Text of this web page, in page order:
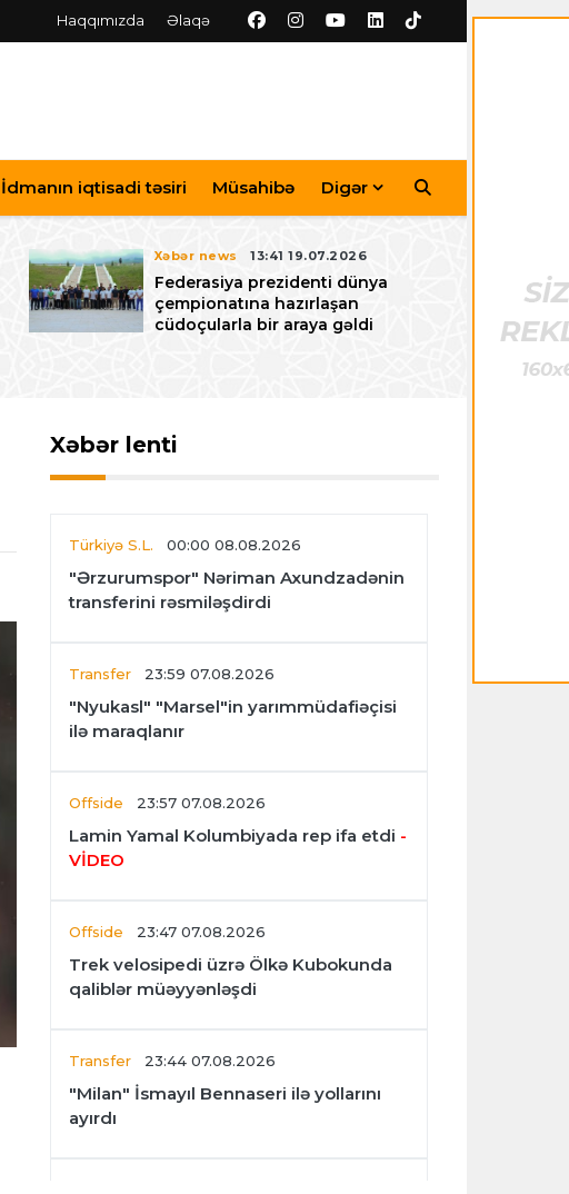
Haqqımızda Əlaqə
İdmanın iqtisadi təsiri Müsahibə Digər
Xəbər news 13:41 19.07.2026
Federasiya prezidenti dünya
çempionatına hazırlaşan
cüdoçularla bir araya gəldi
Xəbər lenti
Türkiyə S.L. 00:00 08.08.2026
"Ərzurumspor" Nəriman Axundzadənin
transferini rəsmiləşdirdi
Transfer 23:59 07.08.2026
"Nyukasl" "Marsel"in yarımmüdafiəçisi
ilə maraqlanır
Offside 23:57 07.08.2026
Lamin Yamal Kolumbiyada rep ifa etdi -
VİDEO
Offside 23:47 07.08.2026
Trek velosipedi üzrə Ölkə Kubokunda
qaliblər müəyyənləşdi
Transfer 23:44 07.08.2026
"Milan" İsmayıl Bennaseri ilə yollarını
ayırdı